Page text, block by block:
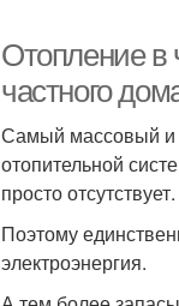
Отопление в
частного
Самый массовый и
отопительной
просто отсутствует.
Поэтому
электроэнергия.